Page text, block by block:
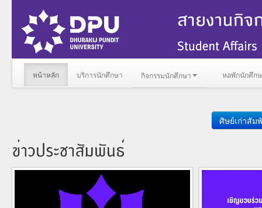
หน้าหลัก บริการนักศึกษา กิจกรรมนักศึกษา หอพักนักศึก
ศิษย์เก่าสัม